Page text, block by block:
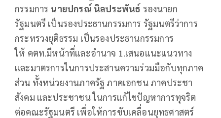
กรรมการ นายปกรณ์ นิลประพันธ์ รองนายก
รัฐมนตรี เป็นรองประธานกรรมการ รัฐมนตรีว่าการ
กระทรวงยุติธรรม เป็นรองประธานกรรมการ
ให้ คตท.มีหน้าที่และอำนาจ 1.เสนอแนะแนวทาง
และมาตรการในการประสานความร่วมมือกับทุกภาค
ส่วน ทั้งหน่วยงานภาครัฐ ภาคเอกชน ภาคประชา
สังคม และประชาชน ในการแก้ไขปัญหาการทุจริต
ต่อคณะรัฐมนตรี เพื่อให้การขับเคลื่อนยุทธศาสตร์